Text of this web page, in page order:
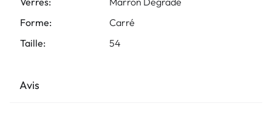
Forme:
Carré
Taille:
54
Avis